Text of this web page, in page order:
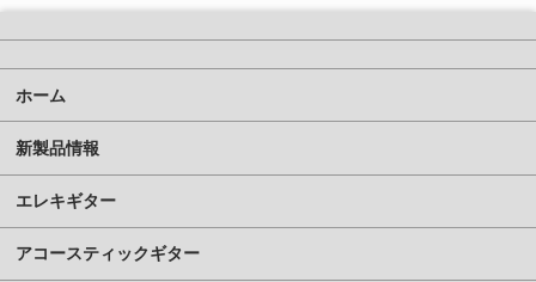
ホーム
新製品情報
エレキギター
アコースティックギター